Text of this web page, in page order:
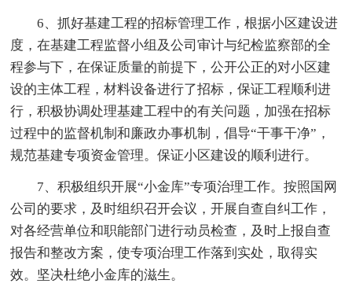
6、抓好基建工程的招标管理工作，根据小区建设进
度，在基建工程监督小组及公司审计与纪检监察部的全
程参与下，在保证质量的前提下，公开公正的对小区建
设的主体工程，材料设备进行了招标，保证工程顺利进
行，积极协调处理基建工程中的有关问题，加强在招标
过程中的监督机制和廉政办事机制，倡导“干事干净”，
规范基建专项资金管理。保证小区建设的顺利进行。
7、积极组织开展“小金库”专项治理工作。按照国网
公司的要求，及时组织召开会议，开展自查自纠工作，
对各经营单位和职能部门进行动员检查，及时上报自查
报告和整改方案，使专项治理工作落到实处，取得实
效。坚决杜绝小金库的滋生。